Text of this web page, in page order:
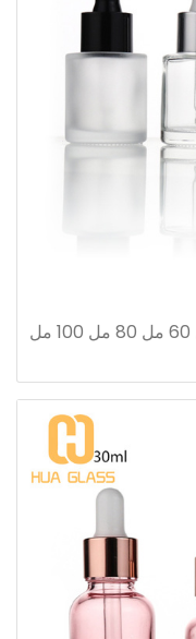
hl1013-20 مل 30 مل 40 مل 50 مل 60 مل 80 مل 100 مل